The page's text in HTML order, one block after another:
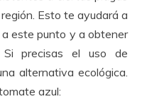
Esto te ayudará a
este punto y a obtener
Si precisas el uso de
alternativa ecológica.
azul: